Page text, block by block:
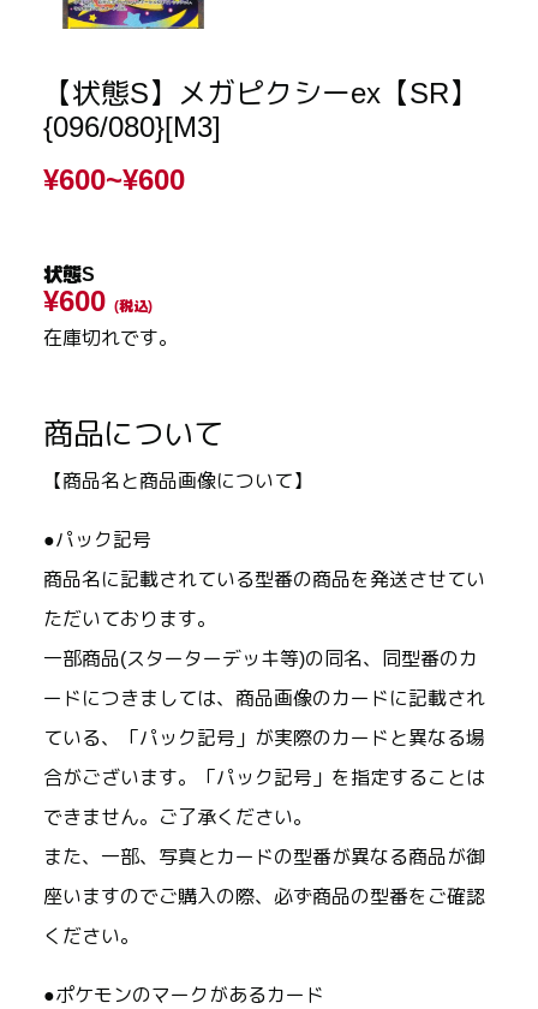
【状態S】メガピクシーex【SR】
{096/080}[M3]
¥600~¥600
状態S
¥600 (税込)
在庫切れです。
商品について
【商品名と商品画像について】
●パック記号
商品名に記載されている型番の商品を発送させてい
ただいております。
一部商品(スターターデッキ等)の同名、同型番のカ
ードにつきましては、商品画像のカードに記載され
ている、「パック記号」が実際のカードと異なる場
合がございます。「パック記号」を指定することは
できません。ご了承ください。
また、一部、写真とカードの型番が異なる商品が御
座いますのでご購入の際、必ず商品の型番をご確認
ください。
●ポケモンのマークがあるカード